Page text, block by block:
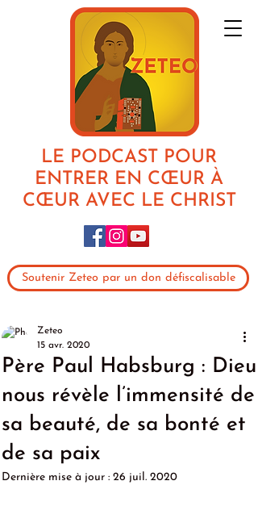
LE PODCAST POUR
ENTRER EN CŒUR À
CŒUR AVEC LE CHRIST
Soutenir Zeteo par un don défiscalisable
Père Paul Habsburg : Dieu
nous révèle l’immensité de
sa beauté, de sa bonté et
de sa paix
Zeteo
15 avr. 2020
Dernière mise à jour : 26 juil. 2020